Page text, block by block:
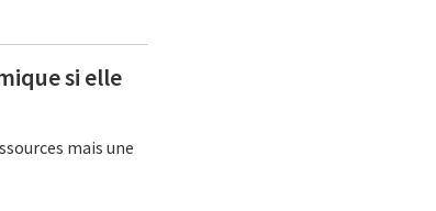
si elle
mais une